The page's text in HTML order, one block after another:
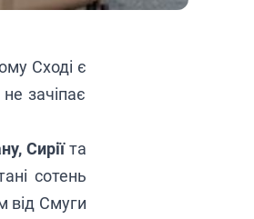
Сході є
зачіпає
Сиріїта
сотень
від Смуги